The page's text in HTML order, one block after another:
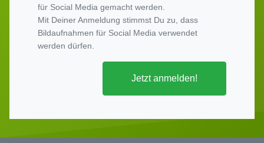
für Social Media gemacht werden.
Mit Deiner Anmeldung stimmst Du zu, dass
Bildaufnahmen für Social Media verwendet
werden dürfen.
Jetzt anmelden!